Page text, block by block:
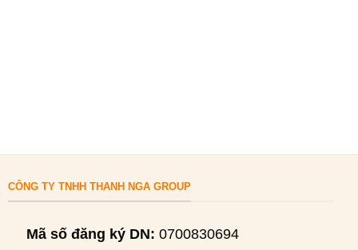
CÔNG TY TNHH THANH NGA GROUP
Mã số đăng ký DN: 0700830694